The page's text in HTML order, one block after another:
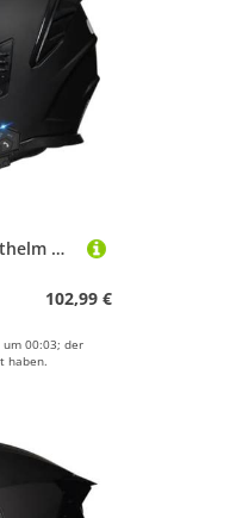
Motorrad Bluetooth Jethelm mit Visier Retro Pilotenhelm Vintage Roller Helm Damen Herren Retro Halbhelm ECEDOT Approved Mit Sonnenblende Jet-Helm Für Cruiser G,L=59~60cm
102,99 €
00:03; der
haben.